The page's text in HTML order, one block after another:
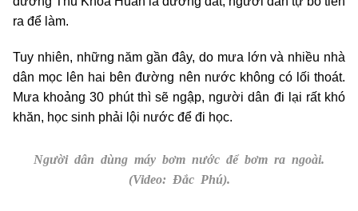
ra để làm.
Tuy nhiên, những năm gần đây, do mưa lớn và nhiều nhà
dân mọc lên hai bên đường nên nước không có lối thoát.
Mưa khoảng 30 phút thì sẽ ngập, người dân đi lại rất khó
khăn, học sinh phải lội nước để đi học.
Người dân dùng máy bơm nước để bơm ra ngoài.
(Video: Đắc Phú).